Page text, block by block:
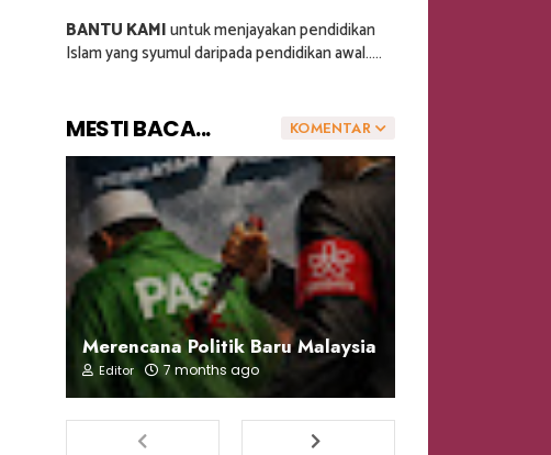
BANTU KAMIuntuk menjayakan pendidikan
Islam yang syumul daripada pendidikan awal.....
KOMENTAR
MESTI BACA...
Merencana Politik Baru Malaysia
Editor 7 months ago